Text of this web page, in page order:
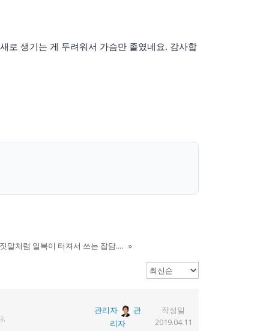
로 생기는 게 두려워서 가슴만 졸였네요. 감사합
말처럼 일복이 터져서 쓰는 잡담.... »
.
관리자
관
리자
작성일
2019.04.11